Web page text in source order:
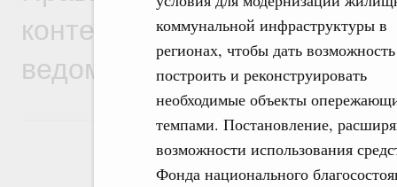
коммунальной инфраструктуры в
регионах, чтобы дать возможность
построить и реконструировать
необходимые объекты
темпами. Постановление,
возможности использования
Фонда национального
контексте работы
ведомств